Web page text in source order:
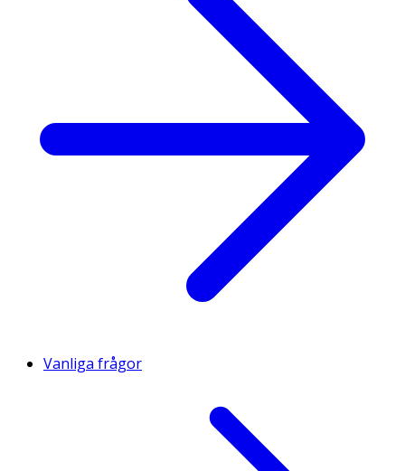
Vanliga frågor